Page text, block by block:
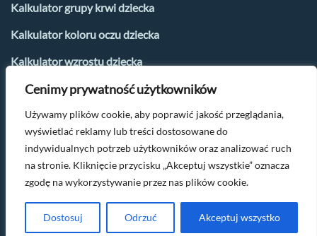
Cenimy prywatność użytkowników
Używamy plików cookie, aby poprawić jakość przeglądania,
wyświetlać reklamy lub treści dostosowane do
indywidualnych potrzeb użytkowników oraz analizować ruch
na stronie. Kliknięcie przycisku „Akceptuj wszystkie” oznacza
zgodę na wykorzystywanie przez nas plików cookie.
Dostosuj Odrzuć Akceptuj wszystko
Kalkulator grupy krwi dziecka
Kalkulator koloru oczu dziecka
Kalkulator wzrostu dziecka
Kalkulator płci dziecka
Kalkulator urlopu macierzyńskiego
Kalkulator dni płodnych i owulacji
Po więcej parentingowych tipów napisz na
kontakt@oczamimaluszka.pl